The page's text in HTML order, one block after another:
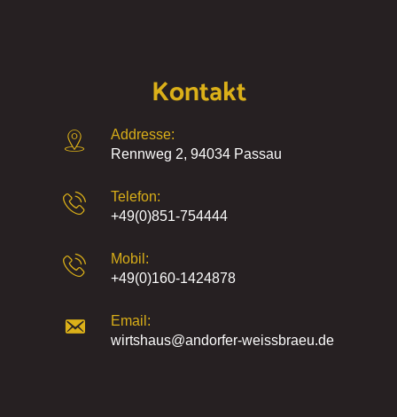
Kontakt
Addresse:
Rennweg 2, 94034 Passau
Telefon:
+49(0)851-754444
Mobil:
+49(0)160-1424878
Email:
wirtshaus@andorfer-weissbraeu.de